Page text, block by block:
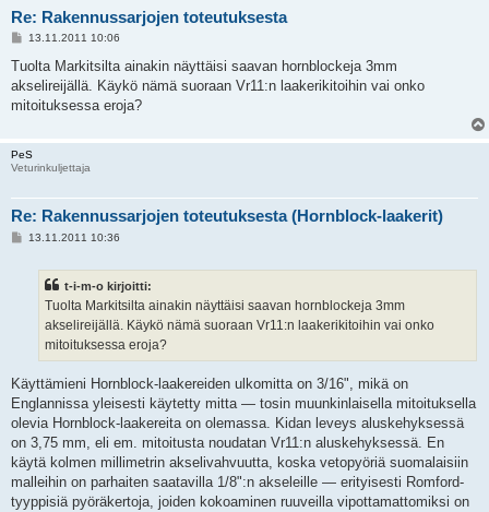
Re: Rakennussarjojen toteutuksesta
V
e
t
i
13.11.2011 10:06
Tuolta Markitsilta ainakin näyttäisi saavan hornblockeja 3mm
akselireijällä. Käykö nämä suoraan Vr11:n laakerikitoihin vai onko
mitoituksessa eroja?
PeS
Veturinkuljettaja
Re: Rakennussarjojen toteutuksesta (Hornblock-laakerit)
V13.11.2011 10:36
t-i-m-o kirjoitti:
Tuolta Markitsilta ainakin näyttäisi saavan hornblockeja 3mm
akselireijällä. Käykö nämä suoraan Vr11:n laakerikitoihin vai onko
mitoituksessa eroja?
Käyttämieni Hornblock-laakereiden ulkomitta on 3/16", mikä on
Englannissa yleisesti käytetty mitta — tosin muunkinlaisella mitoituksella
olevia Hornblock-laakereita on olemassa. Kidan leveys aluskehyksessä
on 3,75 mm, eli em. mitoitusta noudatan Vr11:n aluskehyksessä. En
käytä kolmen millimetrin akselivahvuutta, koska vetopyöriä suomalaisiin
malleihin on parhaiten saatavilla 1/8":n akseleille — erityisesti Romford-
tyyppisiä pyöräkertoja, joiden kokoaminen ruuveilla vipottamattomiksi on